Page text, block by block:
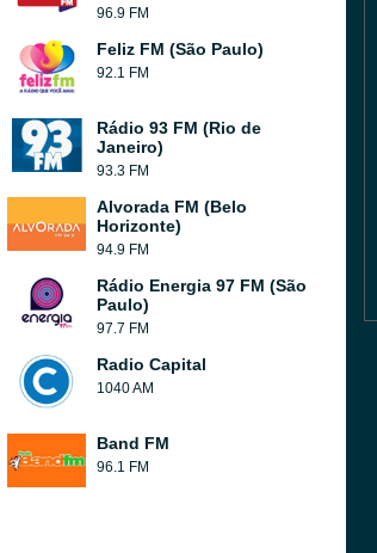
96.9 FM
Feliz FM (São Paulo)
92.1 FM
Rádio 93 FM (Rio de
Janeiro)
93.3 FM
Alvorada FM (Belo
Horizonte)
94.9 FM
Rádio Energia 97 FM (São
Paulo)
97.7 FM
Radio Capital
1040 AM
Band FM
96.1 FM